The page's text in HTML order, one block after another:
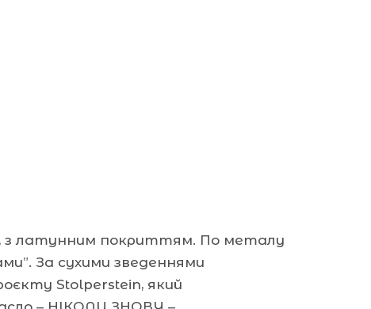
з латунним покриттям. По металу
За сухими зведеннями
Stolperstein, який